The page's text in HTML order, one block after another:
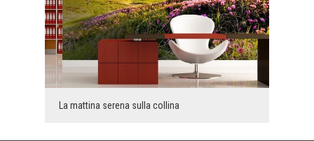
La mattina serena sulla collina